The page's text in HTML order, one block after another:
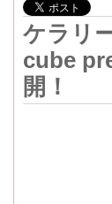
ケラリ
cube
開！